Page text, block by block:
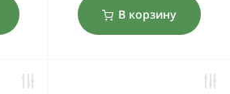
В корзину